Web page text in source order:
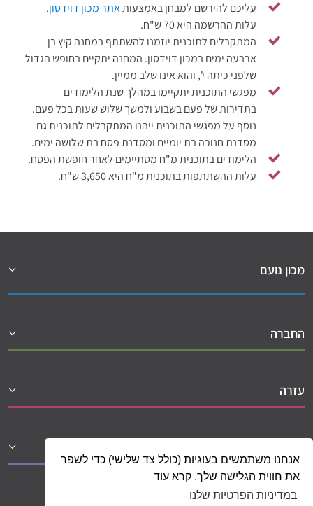
אנחנו משתמשים בעוגיות (כולל צד שלישי) כדי לשפר
את חווית הגלישה שלך. קרא עוד
במדיניות הפרטיות שלנו
עליכם להירשם למבחן באמצעותאתר מכון דוידסון.
עלות ההרשמה היא 70 ש"ח.
המתקבלים לתוכנית יוזמנו להשתתף במחנה קיץ בן
ארבעה ימים במכון דוידסון. המחנה יתקיים בחופש הגדול
שלפני כיתה י', והוא אינו שלב ממיין.
מפגשי התוכנית יתקיימו במהלך שנת הלימודים
בתדירות של פעם בשבוע ולמשך שלוש שעות בכל פעם.
נוסף על מפגשי התוכנית ייהנו המתקבלים לתוכנית גם
מסדנת חנוכה בת יומיים ומסדנת פסח בת שלושה ימים.
הלימודים בתוכנית מ"ח מסתיימים לאחר חופשת הפסח.
עלות ההשתתפות בתוכנית מ"ח היא 3,650 ש"ח.
מכון נועם
החברה
עזרה